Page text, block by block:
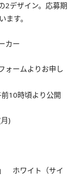
2デザイン。応募期
す。
カー
ォームよりお申し
10時頃より公開
)
ホワイト（サイ